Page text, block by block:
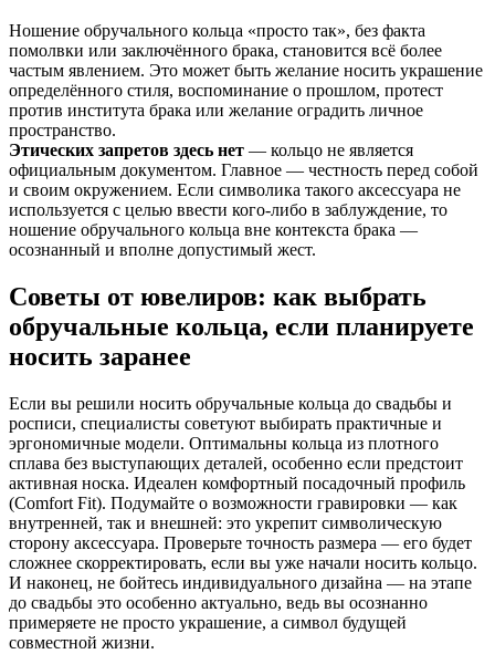
Ношение обручального кольца «просто так», без факта
помолвки или заключённого брака, становится всё более
частым явлением. Это может быть желание носить украшение
определённого стиля, воспоминание о прошлом, протест
против института брака или желание оградить личное
пространство.
Этических запретов здесь нет — кольцо не является
официальным документом. Главное — честность перед собой
и своим окружением. Если символика такого аксессуара не
используется с целью ввести кого-либо в заблуждение, то
ношение обручального кольца вне контекста брака —
осознанный и вполне допустимый жест.
Советы от ювелиров: как выбрать
обручальные кольца, если планируете
носить заранее
Если вы решили носить обручальные кольца до свадьбы и
росписи, специалисты советуют выбирать практичные и
эргономичные модели. Оптимальны кольца из плотного
сплава без выступающих деталей, особенно если предстоит
активная носка. Идеален комфортный посадочный профиль
(Comfort Fit). Подумайте о возможности гравировки — как
внутренней, так и внешней: это укрепит символическую
сторону аксессуара. Проверьте точность размера — его будет
сложнее скорректировать, если вы уже начали носить кольцо.
И наконец, не бойтесь индивидуального дизайна — на этапе
до свадьбы это особенно актуально, ведь вы осознанно
примеряете не просто украшение, а символ будущей
совместной жизни.